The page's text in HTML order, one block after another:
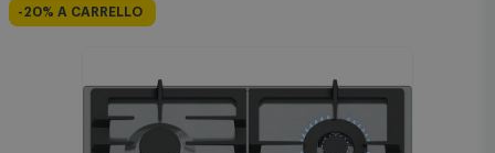
-20% A CARRELLO